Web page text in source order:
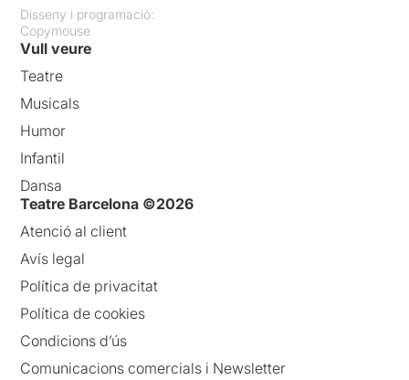
Disseny i programació:
Copymouse
Vull veure
Teatre
Musicals
Humor
Infantil
Dansa
Teatre Barcelona ©2026
Atenció al client
Avís legal
Política de privacitat
Política de cookies
Condicions d’ús
Comunicacions comercials i Newsletter